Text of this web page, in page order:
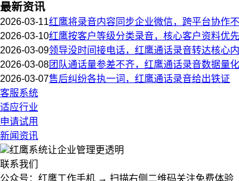
最新资讯
2026-03-11红鹰将录音内容同步企业微信，跨平台协作
2026-03-10红鹰按客户等级分类录音，核心客户资料优
2026-03-09领导没时间接电话，红鹰通话录音转达核心
2026-03-08团队通话量参差不齐，红鹰通话录音数据量
2026-03-07售后纠纷各执一词，红鹰通话录音给出铁证
客服系统
适应行业
申请试用
新闻资讯
红鹰系统让企业管理更透明
联系我们
公众号：红鹰工作手机 → 扫描右侧二维码关注免费体验